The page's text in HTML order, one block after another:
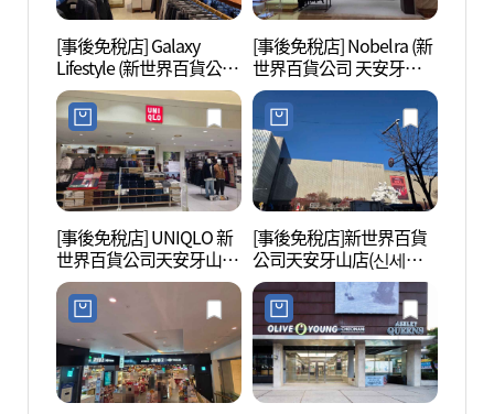
[事後免稅店] Galaxy
Lifestyle (新世界百貨公司
天安牙山店)(갤럭시라이
프스타일 신세계백화점
천안아산점)
[事後免稅店] Nobelra (新
世界百貨公司 天安牙山
店)(노벨라 신세계백화점
천안아산점)
[事後免稅店] UNIQLO 新
世界百貨公司天安牙山店
(유니클로 신세계백화점
천안아산점)
[事後免稅店]新世界百貨
公司天安牙山店(신세계
백화점 천안아산점)